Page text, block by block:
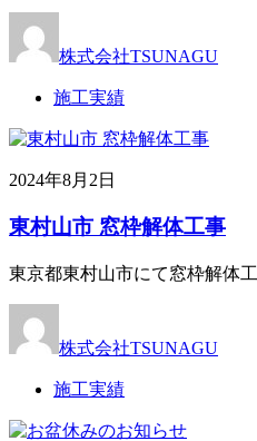
株式会社TSUNAGU
施工実績
2024年8月2日
東村山市 窓枠解体工事
東京都東村山市にて窓枠解体
株式会社TSUNAGU
施工実績